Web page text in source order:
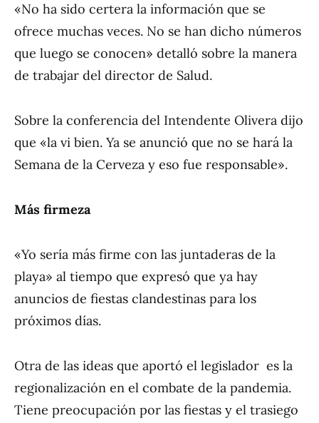
«No ha sido certera la información que se
ofrece muchas veces. No se han dicho números
que luego se conocen» detalló sobre la manera
de trabajar del director de Salud.
Sobre la conferencia del Intendente Olivera dijo
que «la vi bien. Ya se anunció que no se hará la
Semana de la Cerveza y eso fue responsable».
Más firmeza
«Yo sería más firme con las juntaderas de la
playa» al tiempo que expresó que ya hay
anuncios de fiestas clandestinas para los
próximos días.
Otra de las ideas que aportó el legislador es la
regionalización en el combate de la pandemia.
Tiene preocupación por las fiestas y el trasiego